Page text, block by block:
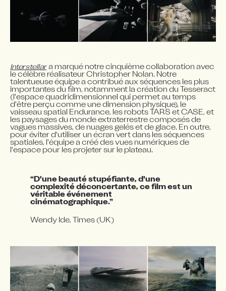
Interstellar a marqué notre cinquième collaboration avec
le célèbre réalisateur Christopher Nolan. Notre
talentueuse équipe a contribué aux séquences les plus
importantes du film, notamment la création du Tesseract
(l'espace quadridimensionnel qui permet au temps
d'être perçu comme une dimension physique), le
vaisseau spatial Endurance, les robots TARS et CASE, et
les paysages du monde extraterrestre composés de
vagues massives, de nuages gelés et de glace. En outre,
pour éviter d'utiliser un écran vert dans les séquences
spatiales, l'équipe a créé des vues numériques de
l'espace pour les projeter sur le plateau.
“D'une beauté stupéfiante, d'une
complexité déconcertante, ce film est un
véritable événement
cinématographique.”
Wendy Ide, Times (UK)